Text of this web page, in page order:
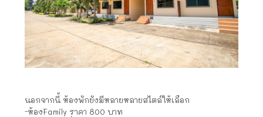
นอกจากนี้ ห้องพักยังมีหลายหลายสไตล์ให้เลือก
-ห้องFamily ราคา 800 บาท